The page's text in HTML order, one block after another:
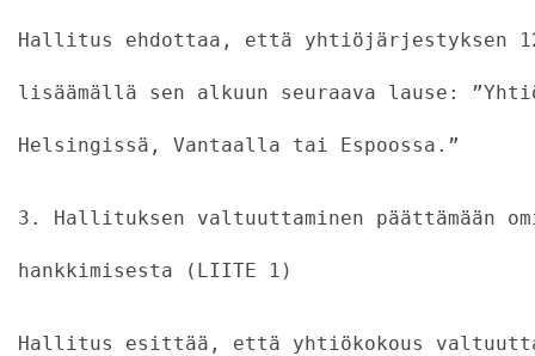
Hallitus ehdottaa, että yhtiöjärjestyksen 12
lisäämällä sen alkuun seuraava lause:
Helsingissä, Vantaalla tai Espoossa.”
3. Hallituksen valtuuttaminen päättämään
hankkimisesta (LIITE 1)
Hallitus esittää, että yhtiökokous